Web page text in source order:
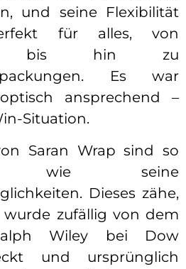
und seine Flexibilität
für alles, von
bis hin zu
Es war
ansprechend –
Situation.
Saran Wrap sind so
wie seine
Dieses zähe,
wurde zufällig von dem
Wiley bei Dow
und ursprünglich